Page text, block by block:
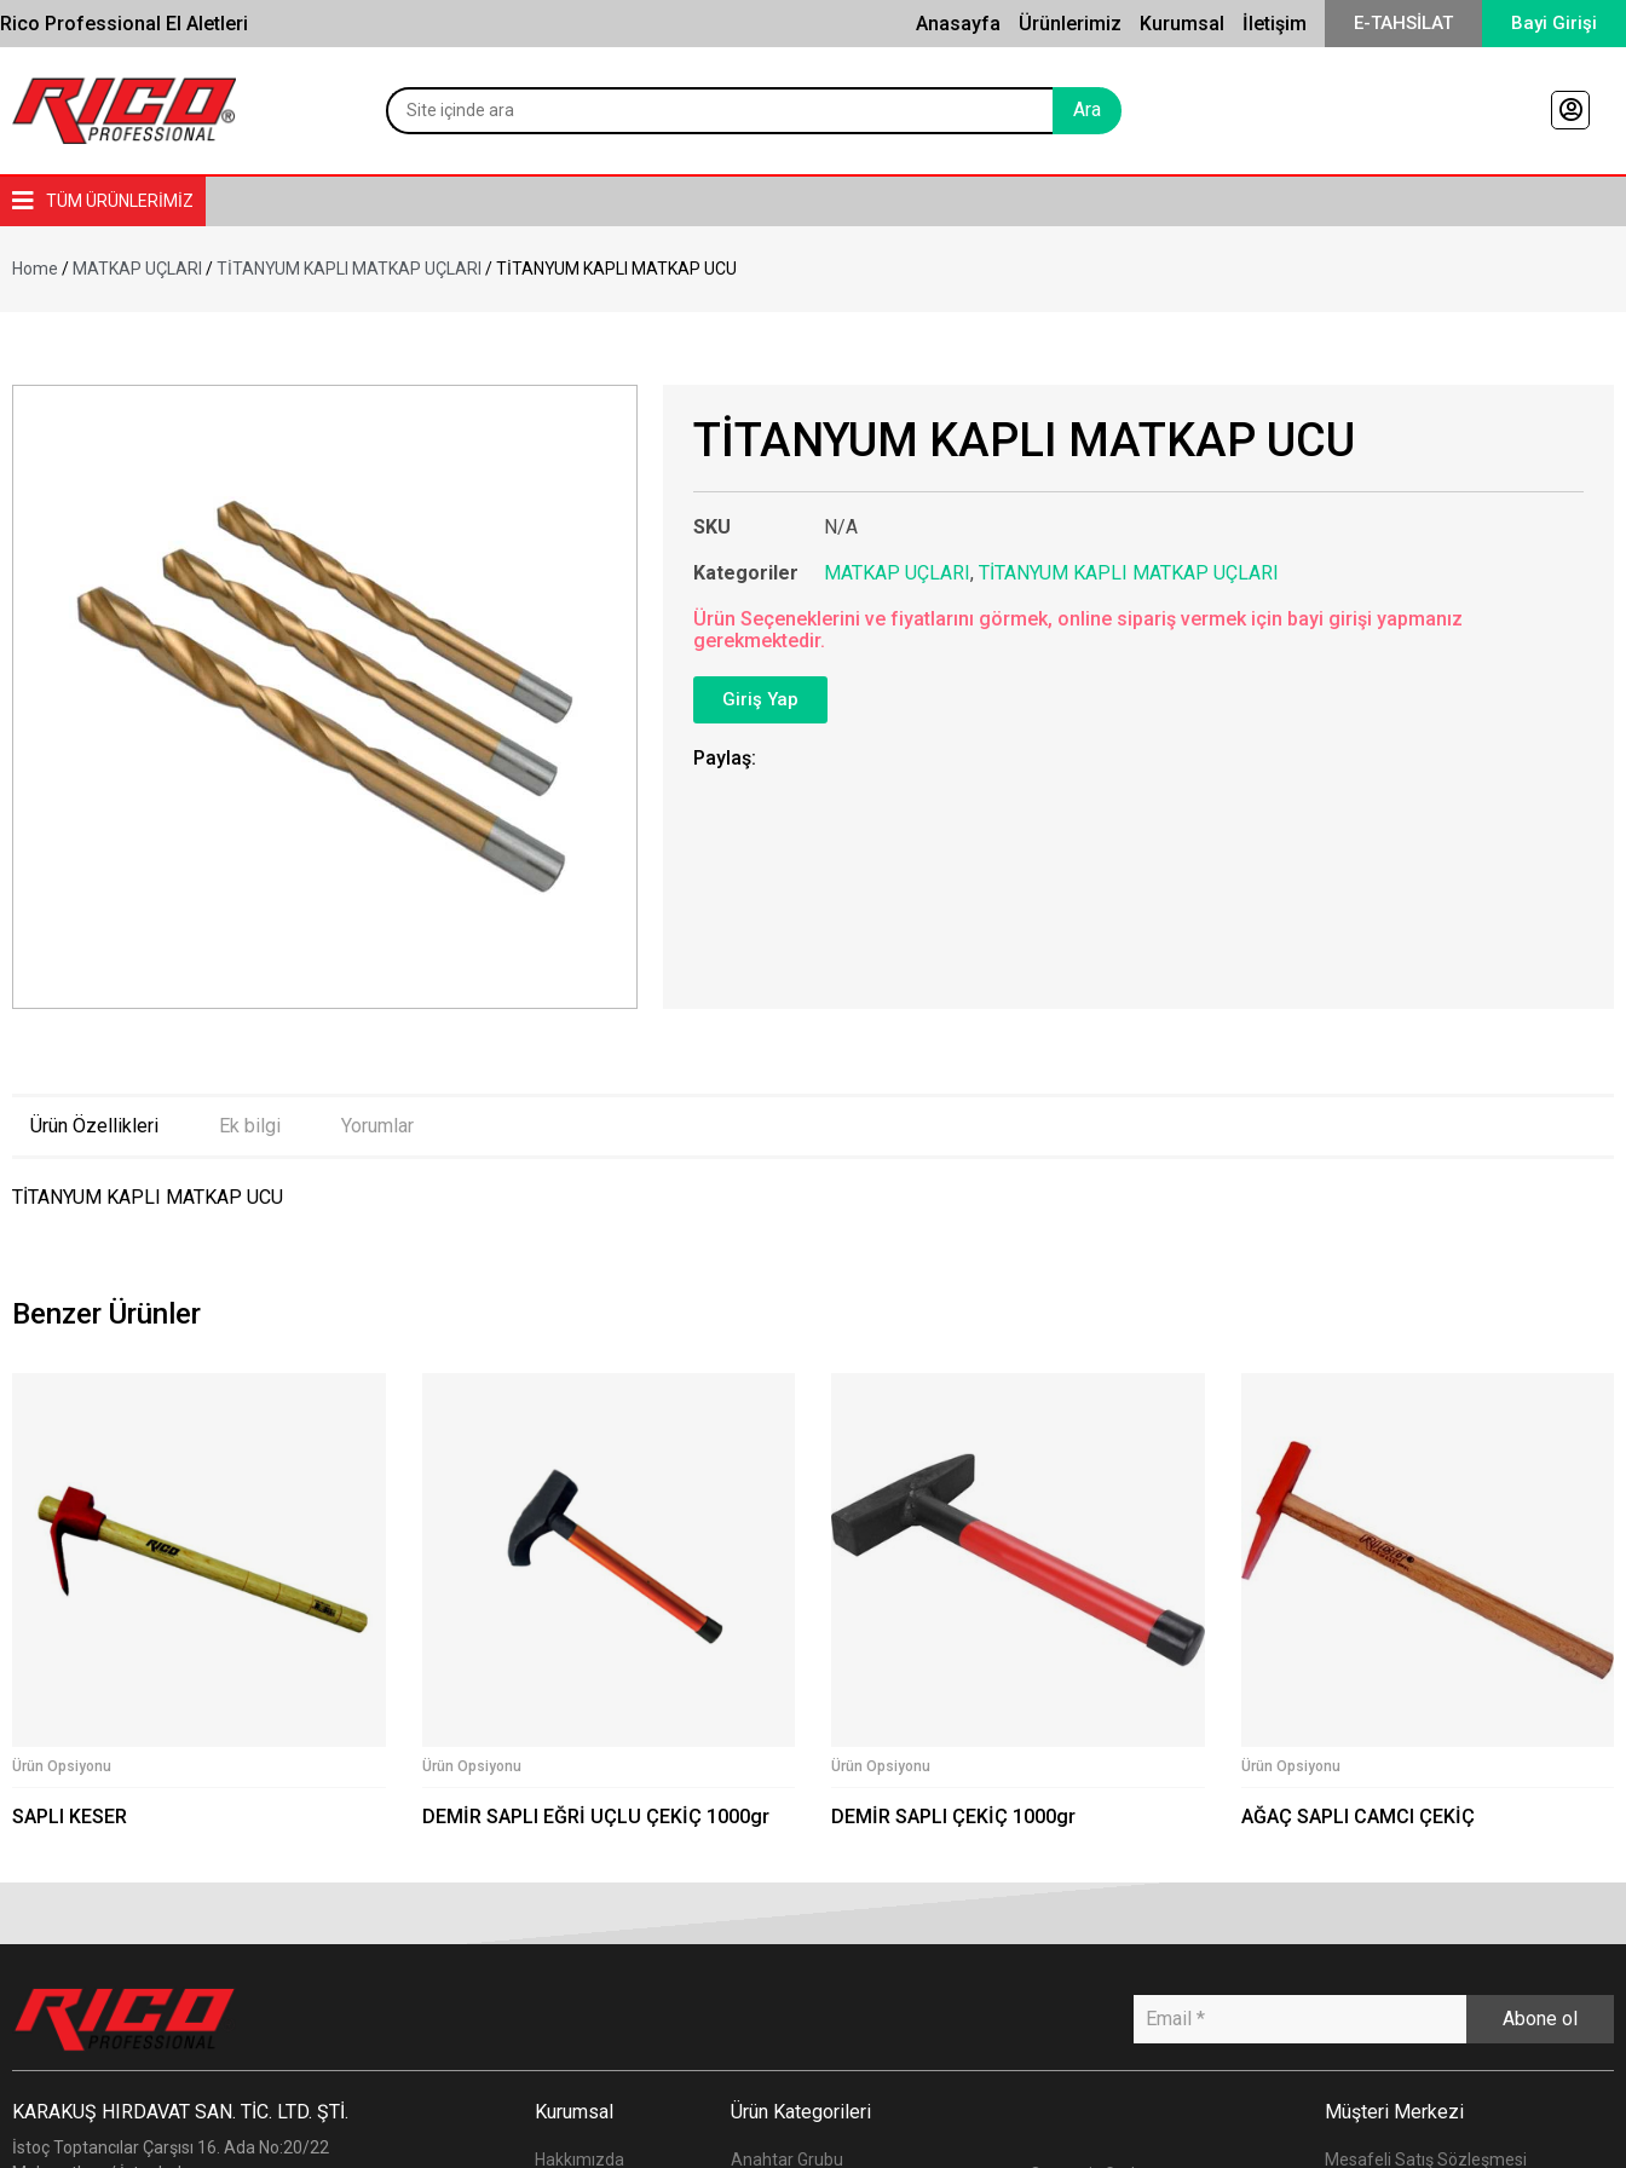
Rico Professional El Aletleri Anasayfa Ürünlerimiz Kurumsal İletişim E-TAHSİLAT Bayi Girişi
TÜM ÜRÜNLERİMİZ
Home /MATKAP UÇLARI /TİTANYUM KAPLI MATKAP UÇLARI / TİTANYUM KAPLI MATKAP UCU
TİTANYUM KAPLI MATKAP UCU
SKU
N/A
Kategoriler
MATKAP UÇLARI, TİTANYUM KAPLI MATKAP UÇLARI
Ürün Seçeneklerini ve fiyatlarını görmek, online sipariş vermek için bayi girişi yapmanız
gerekmektedir.
Giriş Yap
Paylaş:
Ürün Özellikleri Ek bilgi Yorumlar
TİTANYUM KAPLI MATKAP UCU
Benzer Ürünler
Ürün Opsiyonu
SAPLI KESER
Ürün Opsiyonu
DEMİR SAPLI EĞRİ UÇLU ÇEKİÇ 1000gr
Ürün Opsiyonu
DEMİR SAPLI ÇEKİÇ 1000gr
Ürün Opsiyonu
AĞAÇ SAPLI CAMCI ÇEKİÇ
Abone ol
KARAKUŞ HIRDAVAT SAN. TİC. LTD. ŞTİ.
İstoç Toptancılar Çarşısı 16. Ada No:20/22
Kurumsal
Hakkımızda
Ürün Kategorileri
Anahtar Grubu
Müşteri Merkezi
Mesafeli Satış Sözleşmesi